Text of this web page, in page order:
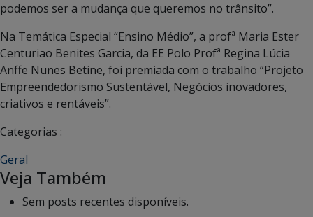
podemos ser a mudança que queremos no trânsito”.
Na Temática Especial “Ensino Médio”, a profª Maria Ester
Centuriao Benites Garcia, da EE Polo Profª Regina Lúcia
Anffe Nunes Betine, foi premiada com o trabalho “Projeto
Empreendedorismo Sustentável, Negócios inovadores,
criativos e rentáveis”.
Categorias :
Geral
Veja Também
Sem posts recentes disponíveis.